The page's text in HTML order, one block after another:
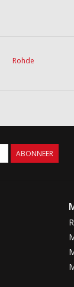
Rohde
ABONNEER